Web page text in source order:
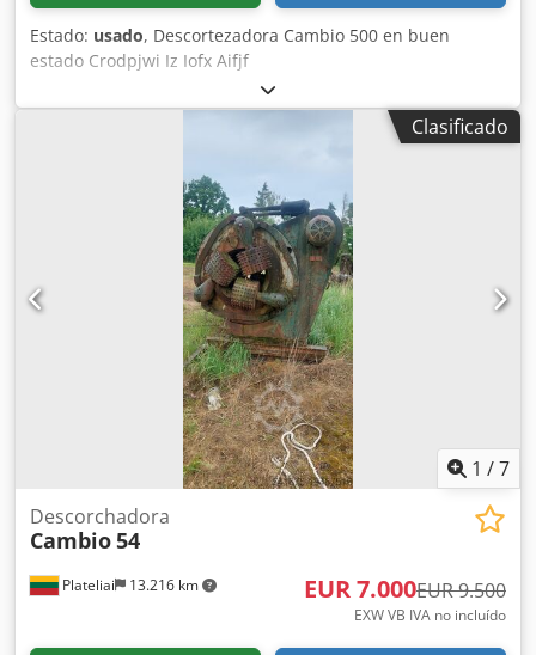
Estado: usado, Descortezadora Cambio 500 en buen
estado Crodpjwi Iz Iofx Aifjf
Clasificado
1 /7
Plateliai 13.216 km
Descorchadora
Cambio54
EUR 7.000EUR 9.500
EXW VB IVA no incluído